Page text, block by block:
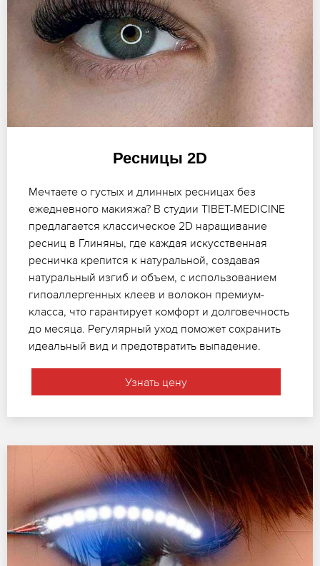
Ресницы 2D
Мечтаете о густых и длинных ресницах без
ежедневного макияжа? В студии TIBET-MEDICINE
предлагается классическое 2D наращивание
ресниц в Глиняны, где каждая искусственная
ресничка крепится к натуральной, создавая
натуральный изгиб и объем, с использованием
гипоаллергенных клеев и волокон премиум-
класса, что гарантирует комфорт и долговечность
до месяца. Регулярный уход поможет сохранить
идеальный вид и предотвратить выпадение.
Узнать цену